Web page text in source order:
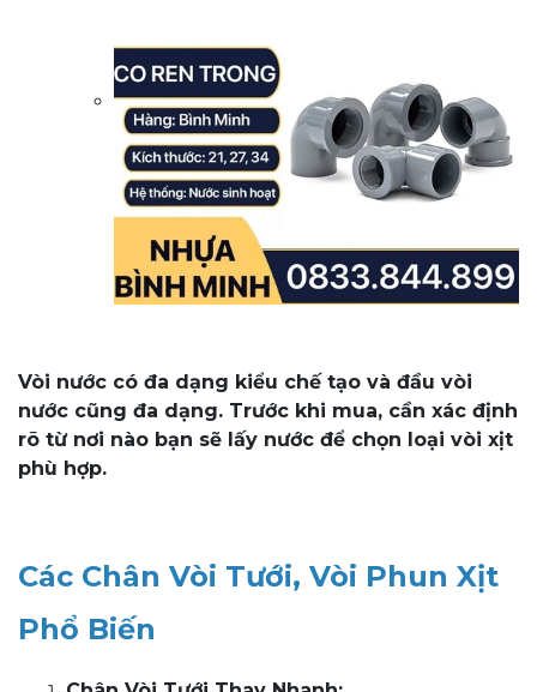
Vòi nước có đa dạng kiểu chế tạo và đầu vòi
nước cũng đa dạng. Trước khi mua, cần xác định
rõ từ nơi nào bạn sẽ lấy nước để chọn loại vòi xịt
phù hợp.
Các Chân Vòi Tưới, Vòi Phun Xịt
Phổ Biến